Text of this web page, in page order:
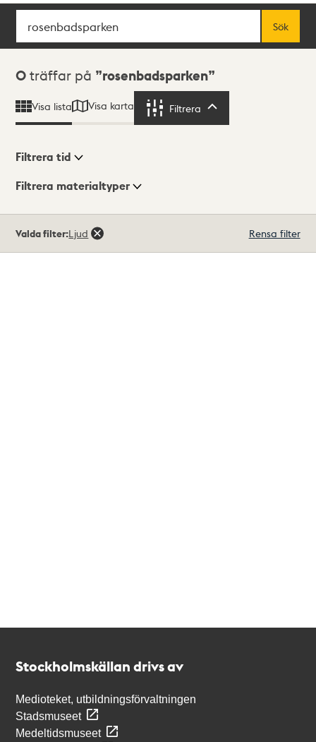
Sök
Sök
Sökresultat
0 träffar på rosenbadsparken
Visa lista Visa karta Filtrera
Visningsläge
Filtrera tid
Filtrera materialtyper
träffar
Valda filter:Ljud Rensa filter
Stockholmskällan drivs av
Medioteket, utbildningsförvaltningen
Stadsmuseet
Medeltidsmuseet